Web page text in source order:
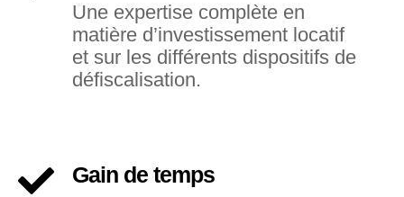
Une expertise complète en
matière d’investissement locatif
et sur les différents dispositifs de
défiscalisation.
Gain de temps